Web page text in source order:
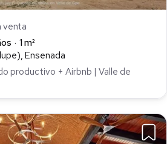
venta
1 m²
Ensenada
productivo + Airbnb | Valle de